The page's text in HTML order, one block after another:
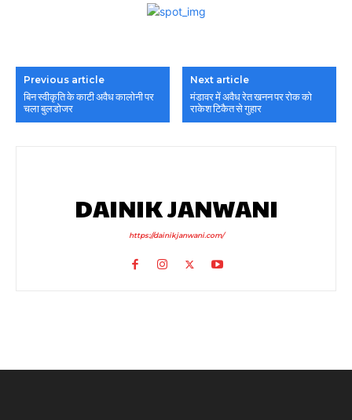
Previous article
बिन स्वीकृति के काटी अवैध कालोनी पर
चला बुलडोजर
Next article
मंडावर में अवैध रेत खनन पर रोक को
राकेश टिकैत से गुहार
DAINIK JANWANI
https://dainikjanwani.com/